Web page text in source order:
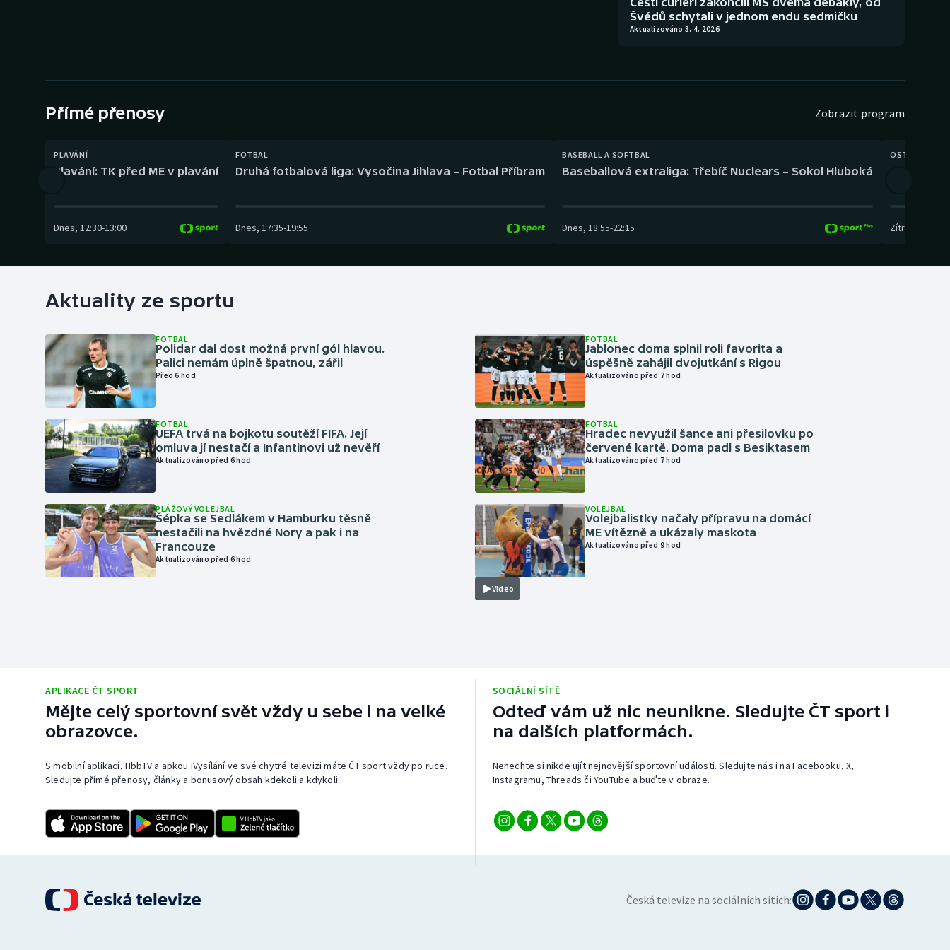
Gymnastika Plážový volejbal
Švédů schytali v jednom endu sedmičku
Aktualizováno 3. 4. 2026
Přímé přenosy Zobrazit program
PLAVÁNÍ
Plavání: TK před ME v plavání
Dnes, 12:30-13:00
FOTBAL
Druhá fotbalová liga: Vysočina Jihlava – Fotbal Příbram
Dnes, 17:35-19:55
BASEBALL A SOFTBAL
Baseballová extraliga: Třebíč Nuclears – Sokol Hluboká
Dnes, 18:55-22:15
OSTATNÍ
Zítra
Aktuality ze sportu
FOTBAL
Polidar dal dost možná první gól hlavou.
Palici nemám úplně špatnou, zářil
Před 6 hod
FOTBAL
UEFA trvá na bojkotu soutěží FIFA. Její
omluva jí nestačí a Infantinovi už nevěří
Aktualizováno před 6 hod
PLÁŽOVÝ VOLEJBAL
Šépka se Sedlákem v Hamburku těsně
nestačili na hvězdné Nory a pak i na
Francouze
Aktualizováno před 6 hod
FOTBAL
Jablonec doma splnil roli favorita a
úspěšně zahájil dvojutkání s Rigou
Aktualizováno před 7 hod
FOTBAL
Hradec nevyužil šance ani přesilovku po
červené kartě. Doma padl s Besiktasem
Aktualizováno před 7 hod
Video
VOLEJBAL
Volejbalistky načaly přípravu na domácí
ME vítězně a ukázaly maskota
Aktualizováno před 9 hod
APLIKACE ČT SPORT
Mějte celý sportovní svět vždy u sebe i na velké
obrazovce.
S mobilní aplikací, HbbTV a apkou iVysílání ve své chytré televizi máte ČT sport vždy po ruce.
Sledujte přímé přenosy, články a bonusový obsah kdekoli a kdykoli.
SOCIÁLNÍ SÍTĚ
Odteď vám už nic neunikne. Sledujte ČT sport i
na dalších platformách.
Nenechte si nikde ujít nejnovější sportovní události. Sledujte nás i na Facebooku, X,
Instagramu, Threads či YouTube a buďte v obraze.
Česká televize na sociálních sítích: